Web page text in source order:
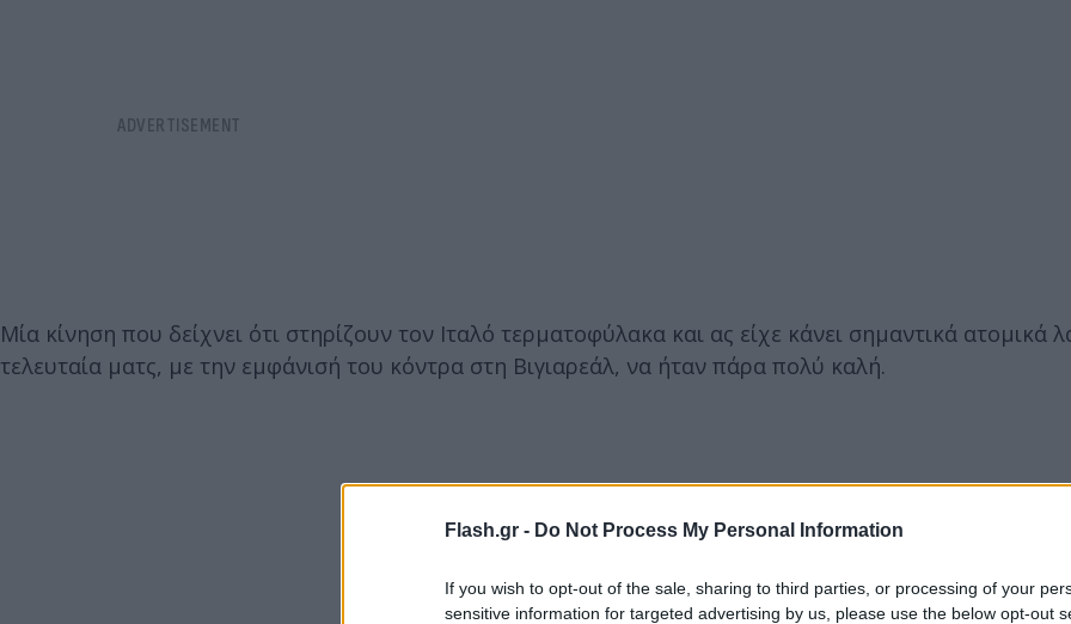
Flash.gr - Do Not Process My Personal Information
If you wish to opt-out of the sale, sharing to third parties, or processing of your
sensitive information for targeted advertising by us, please use the below opt-out
Μία κίνηση που δείχνει ότι στηρίζουν τον Ιταλό τερματοφύλακα και ας είχε κάνει σημαντικά ατομικά
τελευταία ματς, με την εμφάνισή του κόντρα στη Βιγιαρεάλ, να ήταν πάρα πολύ καλή.